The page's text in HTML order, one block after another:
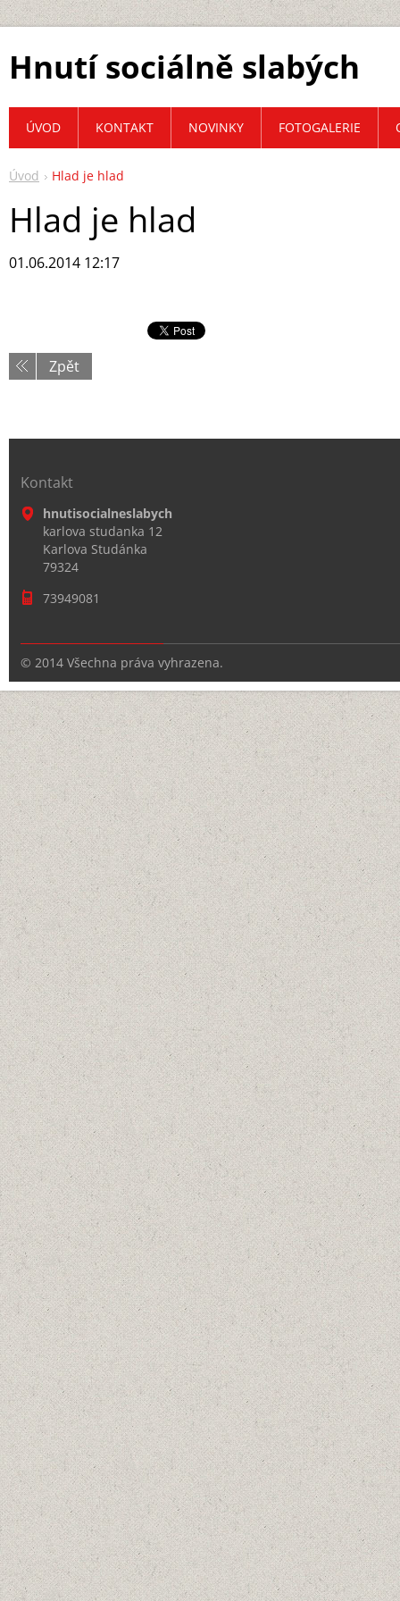
Hnutí sociálně slabých
Úvod Hlad je hlad
Hlad je hlad
01.06.2014 12:17
Zpět
ÚVOD KONTAKT NOVINKY FOTOGALERIE
Kontakt
hnutisocialneslabych
karlova studanka 12
Karlova Studánka
79324
73949081
© 2014 Všechna práva vyhrazena.